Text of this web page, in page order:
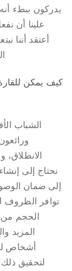
يدركون ببطء
علينا أن
أعتقد أننا
كيف يمكن
الشباب
الانطلاق،
نحتاج إلى
إلى ضمان
توافر الظروف
الحجم من
المزيد
أشخاص
لتحقيق